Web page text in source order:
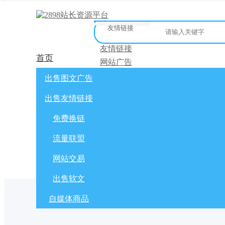
友情链接
友情链接
网站广告
首页
网站广告
自媒体广告
免费换链
流量联盟
积分商城
出售/交换
出售图文广告
出售友情链接
免费换链
流量联盟
网站交易
出售软文
自媒体商品
标为已读